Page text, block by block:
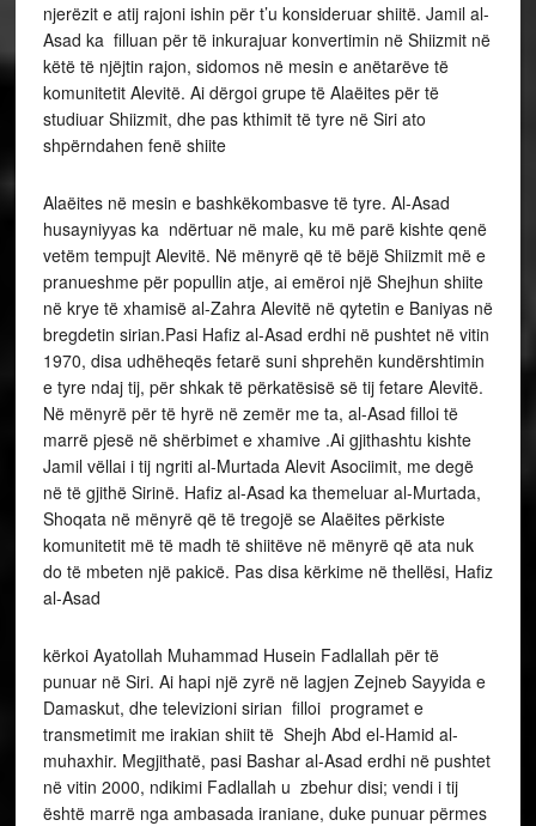
njerëzit e atij rajoni ishin për t’u konsideruar shiitë. Jamil al-
Asad ka filluan për të inkurajuar konvertimin në Shiizmit në
këtë të njëjtin rajon, sidomos në mesin e anëtarëve të
komunitetit Alevitë. Ai dërgoi grupe të Alaëites për të
studiuar Shiizmit, dhe pas kthimit të tyre në Siri ato
shpërndahen fenë shiite
Alaëites në mesin e bashkëkombasve të tyre. Al-Asad
husayniyyas ka ndërtuar në male, ku më parë kishte qenë
vetëm tempujt Alevitë. Në mënyrë që të bëjë Shiizmit më e
pranueshme për popullin atje, ai emëroi një Shejhun shiite
në krye të xhamisë al-Zahra Alevitë në qytetin e Baniyas në
bregdetin sirian.Pasi Hafiz al-Asad erdhi në pushtet në vitin
1970, disa udhëheqës fetarë suni shprehën kundërshtimin
e tyre ndaj tij, për shkak të përkatësisë së tij fetare Alevitë.
Në mënyrë për të hyrë në zemër me ta, al-Asad filloi të
marrë pjesë në shërbimet e xhamive .Ai gjithashtu kishte
Jamil vëllai i tij ngriti al-Murtada Alevit Asociimit, me degë
në të gjithë Sirinë. Hafiz al-Asad ka themeluar al-Murtada,
Shoqata në mënyrë që të tregojë se Alaëites përkiste
komunitetit më të madh të shiitëve në mënyrë që ata nuk
do të mbeten një pakicë. Pas disa kërkime në thellësi, Hafiz
al-Asad
kërkoi Ayatollah Muhammad Husein Fadlallah për të
punuar në Siri. Ai hapi një zyrë në lagjen Zejneb Sayyida e
Damaskut, dhe televizioni sirian filloi programet e
transmetimit me irakian shiit të Shejh Abd el-Hamid al-
muhaxhir. Megjithatë, pasi Bashar al-Asad erdhi në pushtet
në vitin 2000, ndikimi Fadlallah u zbehur disi; vendi i tij
është marrë nga ambasada iraniane, duke punuar përmes